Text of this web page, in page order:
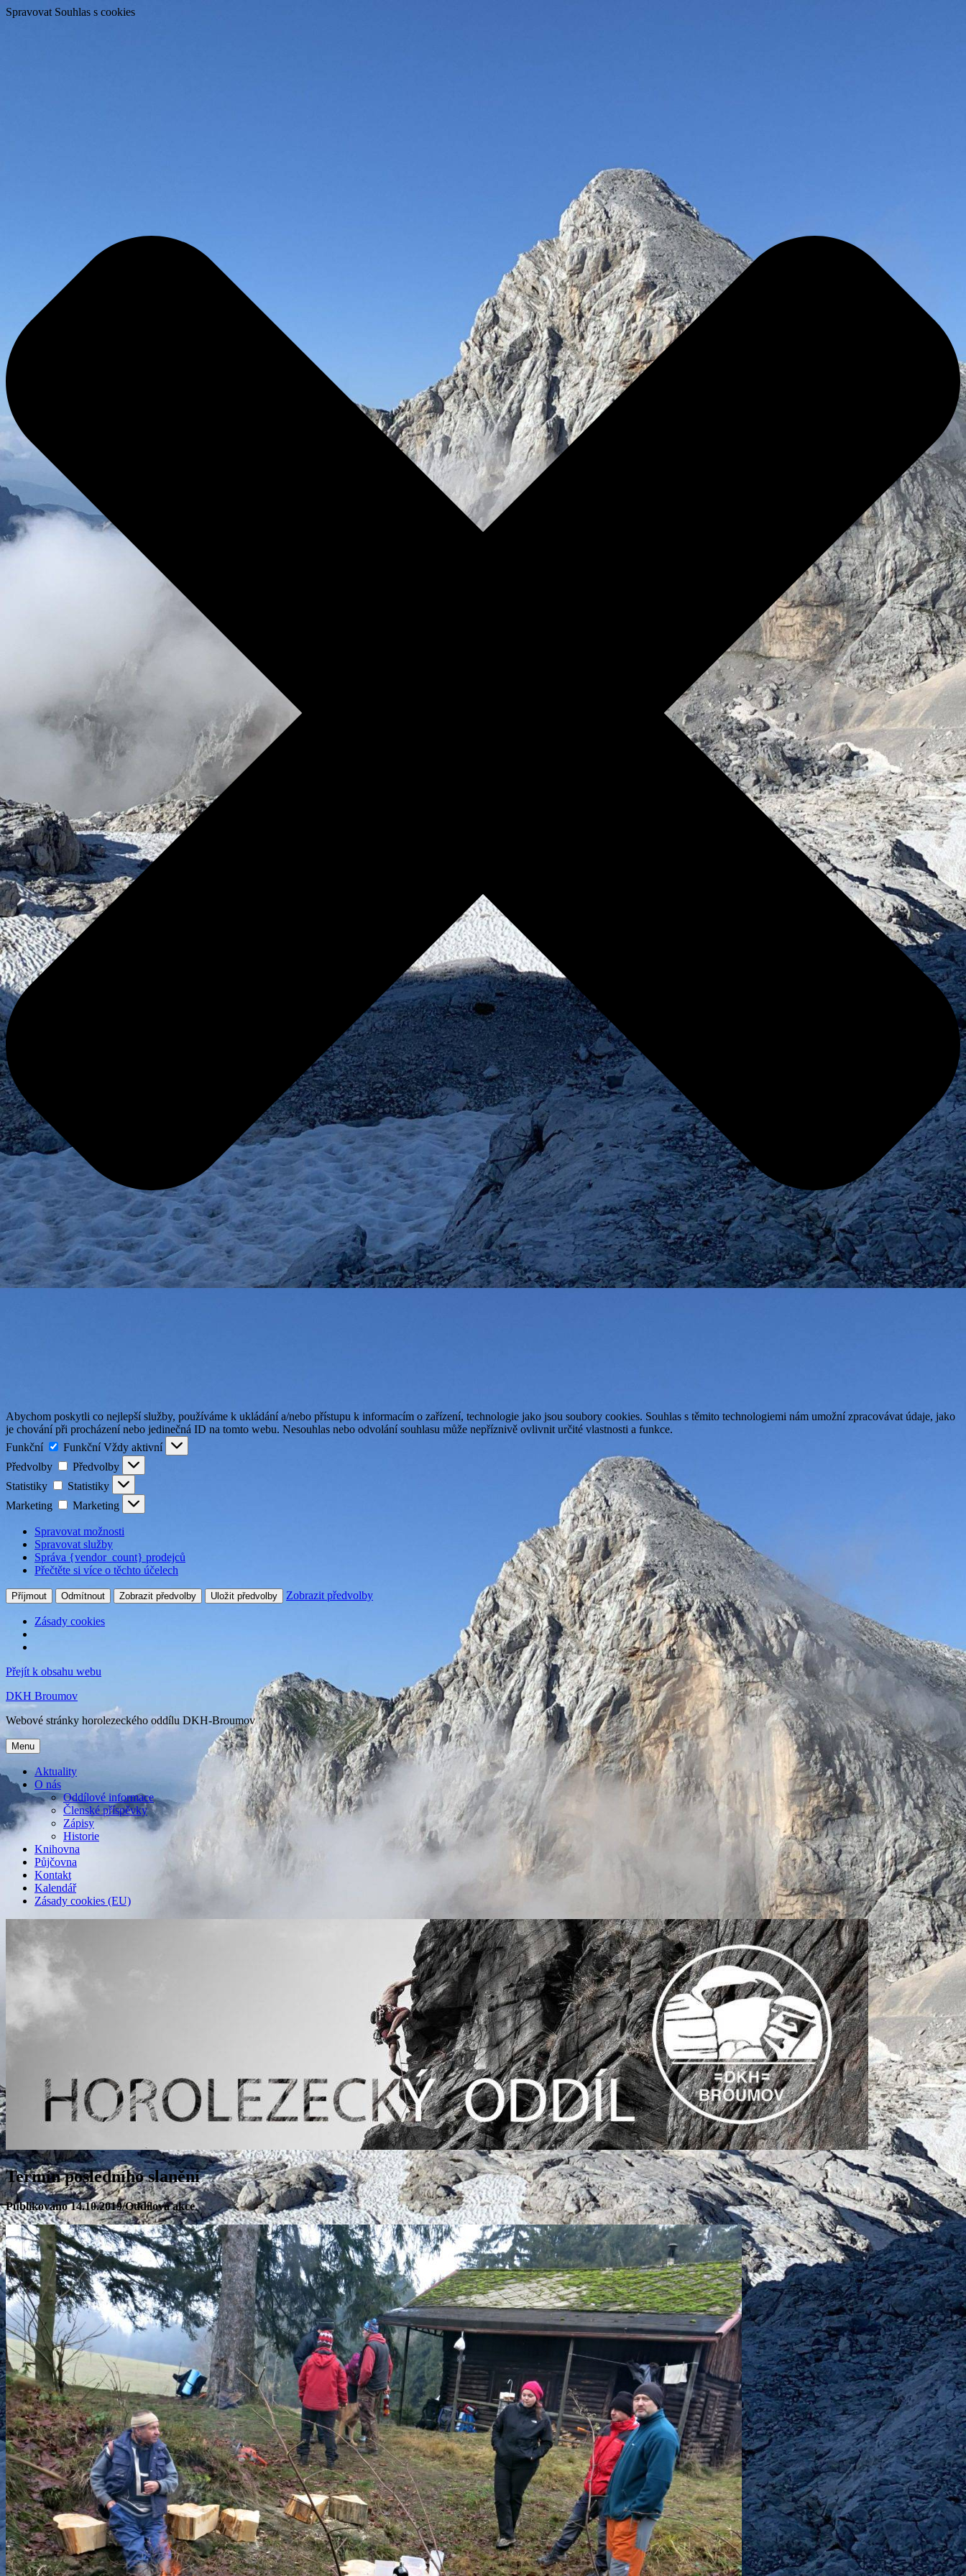
Spravovat Souhlas s cookies
Abychom poskytli co nejlepší služby, používáme k ukládání a/nebo přístupu k informacím o zařízení, technologie jako jsou soubory cookies. Souhlas s těmito technologiemi nám umožní zpracovávat údaje, jako
je chování při procházení nebo jedinečná ID na tomto webu. Nesouhlas nebo odvolání souhlasu může nepříznivě ovlivnit určité vlastnosti a funkce.
Funkční
Funkční Vždy aktivní
Předvolby
Předvolby
Statistiky
Statistiky
Marketing
Marketing
Spravovat možnosti
Spravovat služby
Správa {vendor_count} prodejců
Přečtěte si více o těchto účelech
Příjmout Odmítnout Zobrazit předvolby Uložit předvolby Zobrazit předvolby
Zásady cookies
Přejít k obsahu webu
DKH Broumov
Webové stránky horolezeckého oddílu DKH-Broumov
Menu
Aktuality
O nás
Oddílové informace
Členské příspěvky
Zápisy
Historie
Knihovna
Půjčovna
Kontakt
Kalendář
Zásady cookies (EU)
Termín posledního slanění
Publikováno 14.10.2019/Oddílová akce